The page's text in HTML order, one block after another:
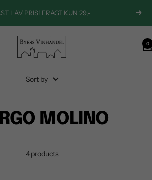
LAV PRIS! FRAGT KUN 29,- Next
Byens
Vinhandel
0
Sort by
MOLINO
4 products